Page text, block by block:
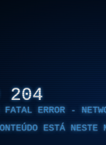
204
ERROR -
ESTÁ NESTE